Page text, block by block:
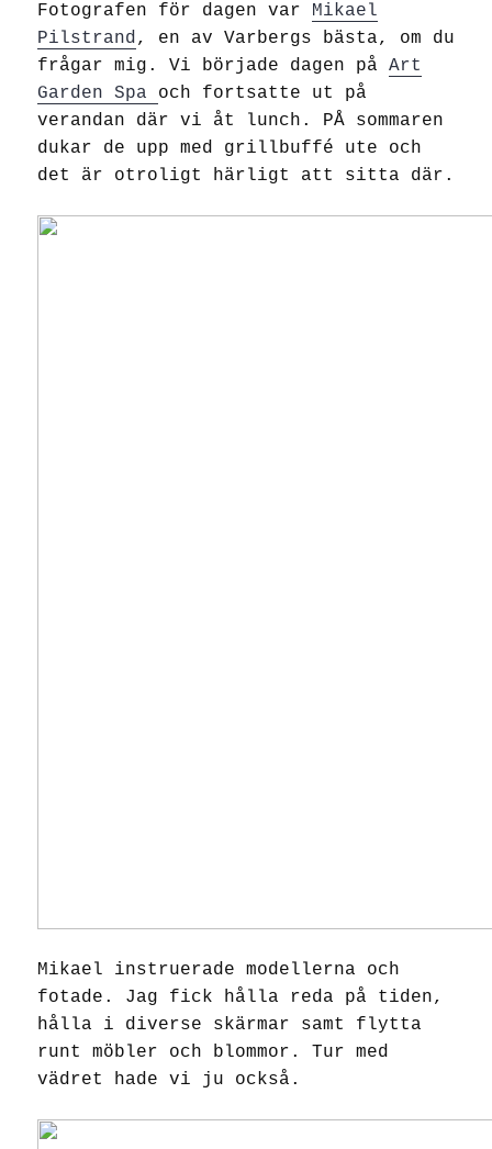
Fotografen för dagen var Mikael
Pilstrand, en av Varbergs bästa, om du
frågar mig. Vi började dagen på Art
Garden Spa och fortsatte ut på
verandan där vi åt lunch. PÅ sommaren
dukar de upp med grillbuffé ute och
det är otroligt härligt att sitta där.
Mikael instruerade modellerna och
fotade. Jag fick hålla reda på tiden,
hålla i diverse skärmar samt flytta
runt möbler och blommor. Tur med
vädret hade vi ju också.